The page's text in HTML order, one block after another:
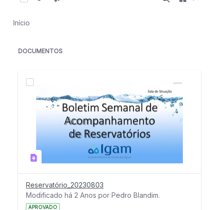
Início
DOCUMENTOS
Reservatório_20230803
Modificado há 2 Anos por Pedro Blandim.
APROVADO